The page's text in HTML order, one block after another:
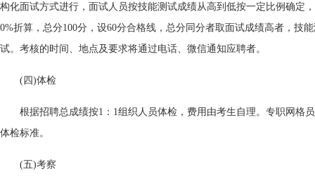
构化面试方式进行，面试人员按技能测试成绩从高到低按一定比例确定
0%折算，总分100分，设60分合格线，总分同分者取面试成绩高者，技
试。考核的时间、地点及要求将通过电话、微信通知应聘者。
(四)体检
根据招聘总成绩按1：1组织人员体检，费用由考生自理。专职网格
体检标准。
(五)考察